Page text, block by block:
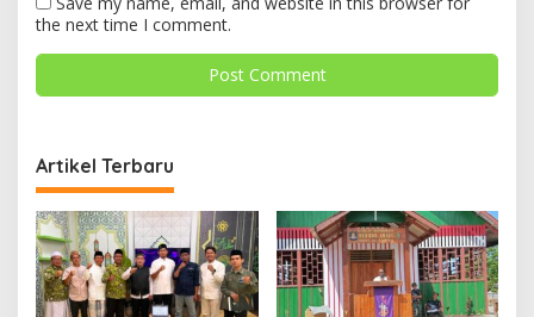
the next time I comment.
Artikel Terbaru